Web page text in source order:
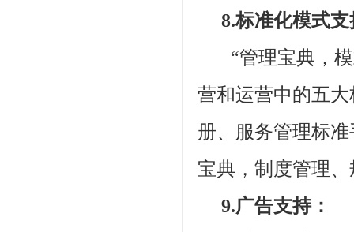
8.标准化模式支
“管理宝典，模
营和运营中的五
册、服务管理标
宝典，制度管理
9.广告支持：